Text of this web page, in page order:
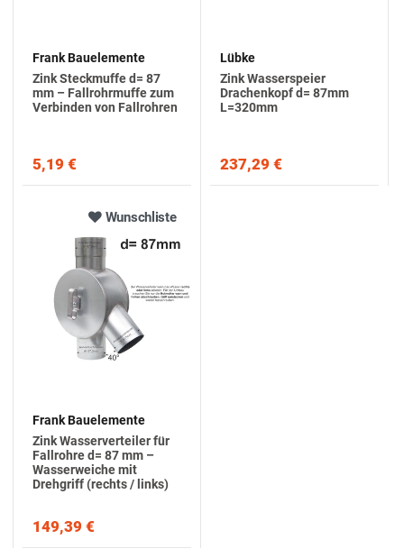
Frank Bauelemente
Zink Steckmuffe d= 87
mm – Fallrohrmuffe zum
Verbinden von Fallrohren
5,19 €
Lübke
Zink Wasserspeier
Drachenkopf d= 87mm
L=320mm
237,29 €
Wunschliste
Frank Bauelemente
Zink Wasserverteiler für
Fallrohre d= 87 mm –
Wasserweiche mit
Drehgriff (rechts / links)
149,39 €